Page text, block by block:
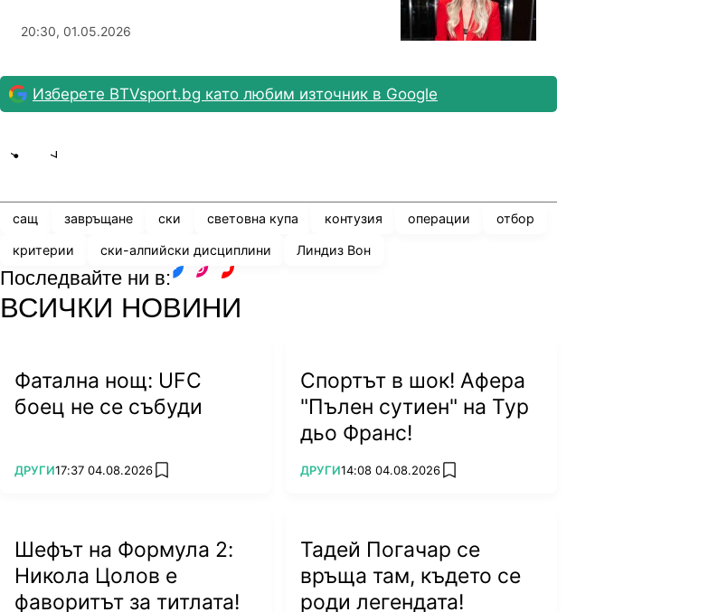
20:30, 01.05.2026
Изберете BTVsport.bg като любим източник в Google
сащ завръщане ски световна купа контузия операции отбор
критерии ски-алпийски дисциплини Линдиз Вон
Последвайте ни в:
ВСИЧКИ НОВИНИ
Фатална нощ: UFC
боец не се събуди
ПОВЕЧЕ ОТ
ДРУГИ17:37 04.08.2026 add favorites
Спортът в шок! Афера
"Пълен сутиен" на Тур
дьо Франс!
ПОВЕЧЕ ОТ
ДРУГИ14:08 04.08.2026 add favorites
Шефът на Формула 2:
Никола Цолов е
фаворитът за титлата!
Тадей Погачар се
връща там, където се
роди легендата!